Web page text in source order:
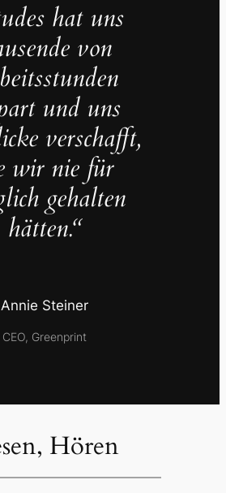
hat uns
von
und uns
verschafft,
wir nie für
gehalten
hätten.“
Annie Steiner
CEO, Greenprint
Hören